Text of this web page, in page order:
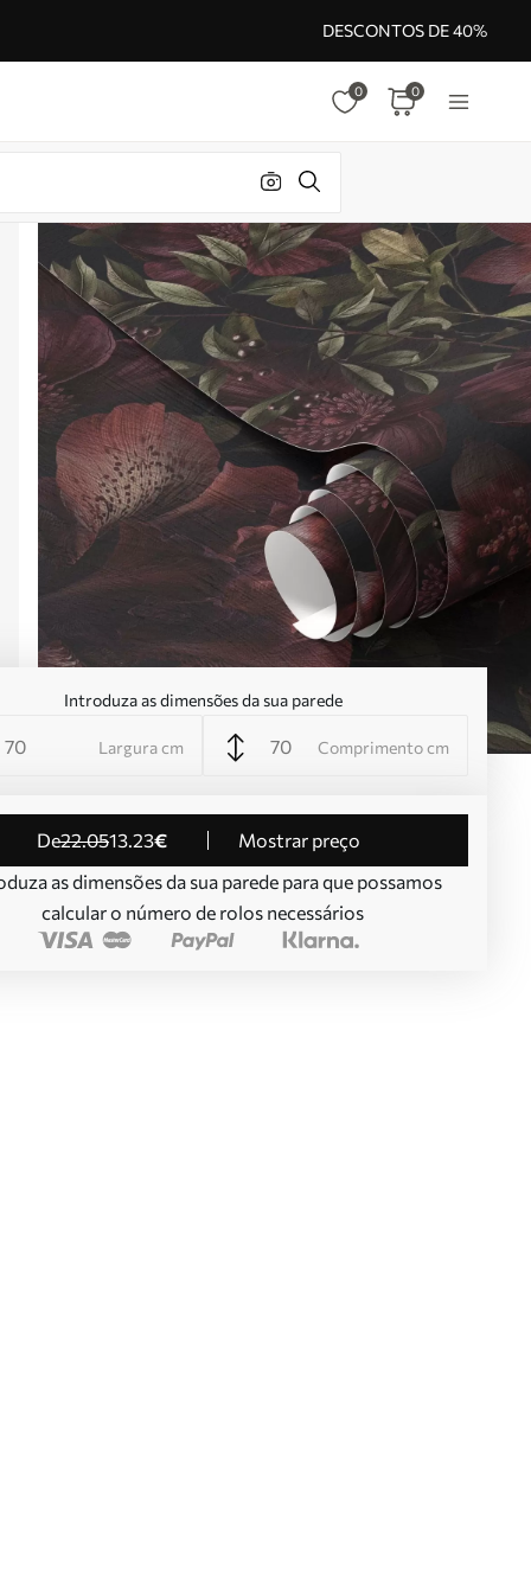
DESCONTOS DE 40%
0 0
Introduza as dimensões da sua parede
Largura cm Comprimento cm
de22.0513.23€
Mostrar preço
as dimensões da sua parede para que possamos
calcular o número de rolos necessários